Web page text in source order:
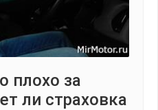
плохо за
ли страховка